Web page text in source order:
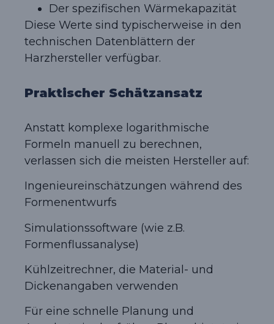
Der spezifischen Wärmekapazität
Diese Werte sind typischerweise in den
technischen Datenblättern der
Harzhersteller verfügbar.
Praktischer Schätzansatz
Anstatt komplexe logarithmische
Formeln manuell zu berechnen,
verlassen sich die meisten Hersteller auf:
Ingenieureinschätzungen während des
Formenentwurfs
Simulationssoftware (wie z.B.
Formenflussanalyse)
Kühlzeitrechner, die Material- und
Dickenangaben verwenden
Für eine schnelle Planung und